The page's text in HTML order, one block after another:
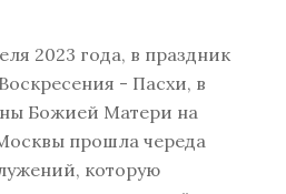
2023 года, в праздник
- Пасхи, в
Божией Матери на
прошла череда
которую